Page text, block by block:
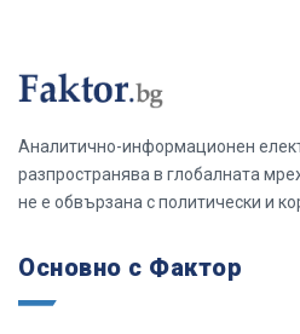
Аналитично-информационен
разпространява в глобалната
не е обвързана с политически и
Основно с Фактор